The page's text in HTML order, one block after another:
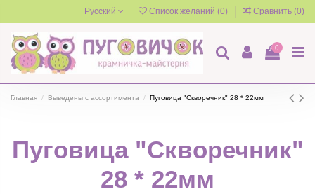
Русский Список желаний (0) Сравнить (0)
0
Главная Выведены с ассортимента Пуговица "Скворечник" 28 * 22мм
Пуговица "Скворечник"
28 * 22мм